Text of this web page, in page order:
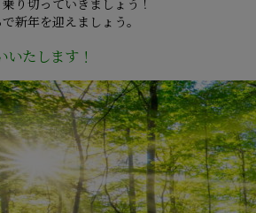
り切っていきましょう！
新年を迎えましょう。
たします！